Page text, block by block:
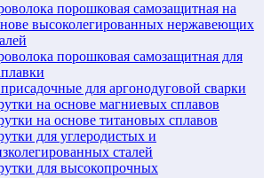
порошковая самозащитная на
высоколегированных нержавеющих
порошковая самозащитная для
для аргонодуговой сварки
на основе магниевых сплавов
на основе титановых сплавов
для углеродистых и
сталей
для высокопрочных